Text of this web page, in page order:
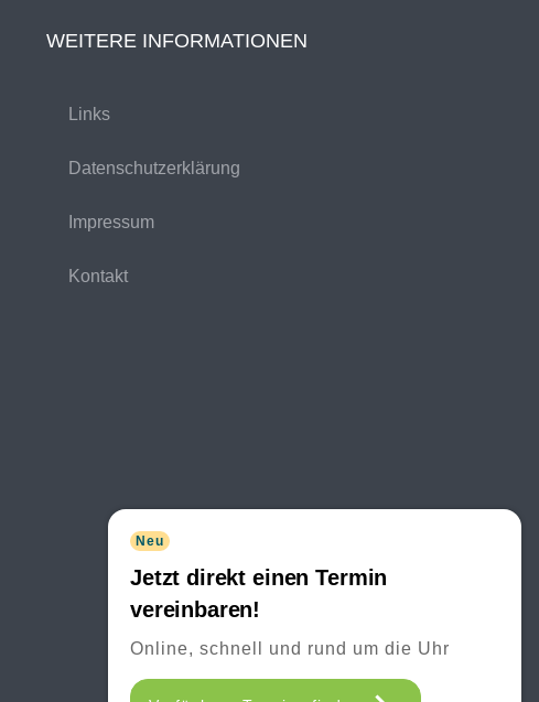
Neu
Jetzt direkt einen Termin
vereinbaren!
Online, schnell und rund um die Uhr
WEITERE INFORMATIONEN
Links
Datenschutzerklärung
Impressum
Kontakt